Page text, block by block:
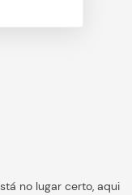
no lugar certo, aqui